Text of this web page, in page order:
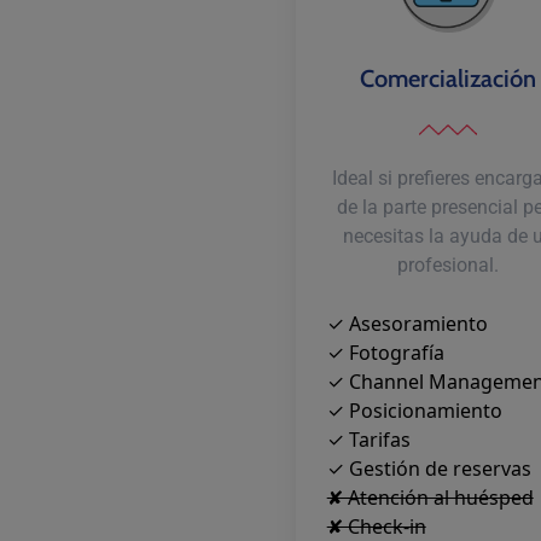
Comercialización
Ideal si prefieres
de la parte presencial
necesitas la ayuda de
profesional.
✓ Asesoramiento
✓ Fotografía
✓ Channel
✓ Posicionamiento
✓ Tarifas
✓ Gestión de reservas
✘ Atención al huésped
✘ Check-in